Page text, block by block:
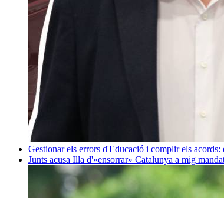
Gestionar els errors d'Educació i complir els
Junts acusa Illa d'«ensorrar» Catalunya a mig